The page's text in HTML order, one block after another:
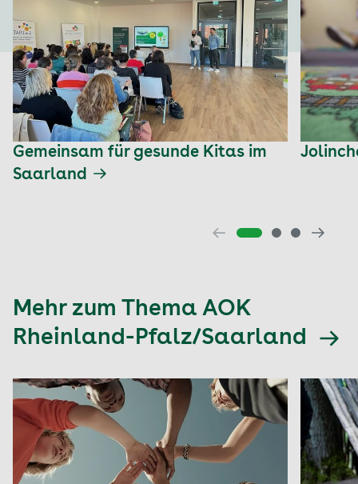
Gemeinsam für gesunde Kitas im
Saarland
Mehr zum Thema AOK
Rheinland-Pfalz/Saarland